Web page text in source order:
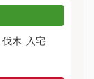
伐木 入宅